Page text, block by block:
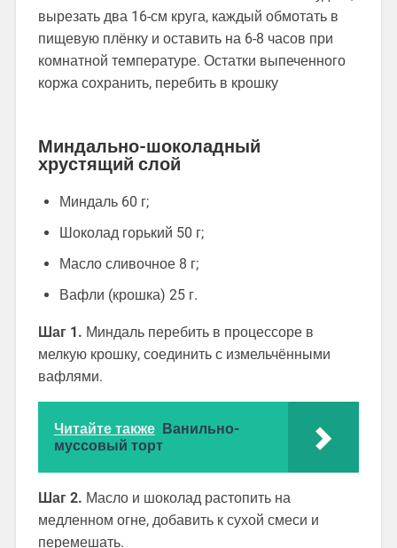
вырезать два 16-см круга, каждый обмотать в
пищевую плёнку и оставить на 6-8 часов при
комнатной температуре. Остатки выпеченного
коржа сохранить, перебить в крошку
Миндально-шоколадный
хрустящий слой
Миндаль 60 г;
Шоколад горький 50 г;
Масло сливочное 8 г;
Вафли (крошка) 25 г.
Шаг 1. Миндаль перебить в процессоре в
мелкую крошку, соединить с измельчёнными
вафлями.
Читайте также Ванильно-
муссовый торт
Шаг 2. Масло и шоколад растопить на
медленном огне, добавить к сухой смеси и
перемешать.